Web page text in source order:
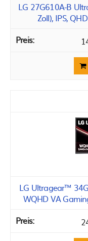
LG 27G610A-B
Zoll), IPS,
LG Ultragear™
WQHD VA